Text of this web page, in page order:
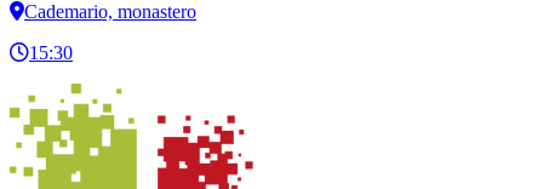
Cademario, monastero
15:30